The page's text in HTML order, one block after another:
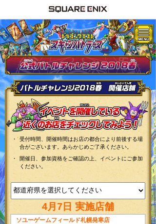
受付時間、開催時間はお店の都合により前後する場
合がございます。あらかじめご了承ください。
開催日、参加資格をご確認の上、イベントにご参加
ください。
4月7日 実施店舗
ソユーゲームフィールド札幌発寒店